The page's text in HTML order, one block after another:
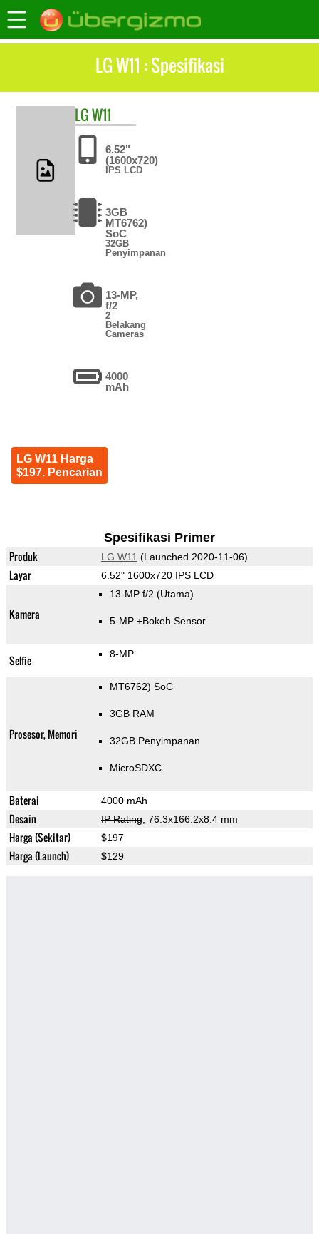
LG W11 : Spesifikasi
LGW11
6.52"
(1600x720)
IPS LCD
3GB
MT6762)
SoC
32GB
Penyimpanan
13-MP,
f/2
2
Belakang
Cameras
4000
mAh
LG W11 Harga
$197. Pencarian
Spesifikasi Primer
Produk LG W11 (Launched 2020-11-06)
Layar 6.52" 1600x720 IPS LCD
Kamera
13-MP f/2 (Utama)
5-MP +Bokeh Sensor
Selfie 8-MP
Prosesor, Memori
MT6762) SoC
3GB RAM
32GB Penyimpanan
MicroSDXC
Baterai 4000 mAh
Desain IP Rating, 76.3x166.2x8.4 mm
Harga (Sekitar) $197
Harga (Launch) $129